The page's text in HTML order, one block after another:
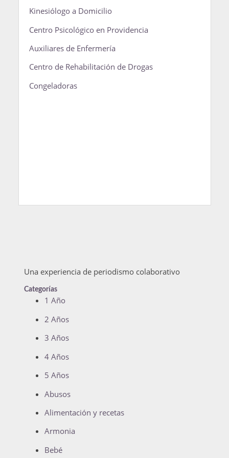
Kinesiólogo a Domicilio
Centro Psicológico en Providencia
Auxiliares de Enfermería
Centro de Rehabilitación de Drogas
Congeladoras
Una experiencia de periodismo colaborativo
Categorías
1 Año
2 Años
3 Años
4 Años
5 Años
Abusos
Alimentación y recetas
Armonia
Bebé